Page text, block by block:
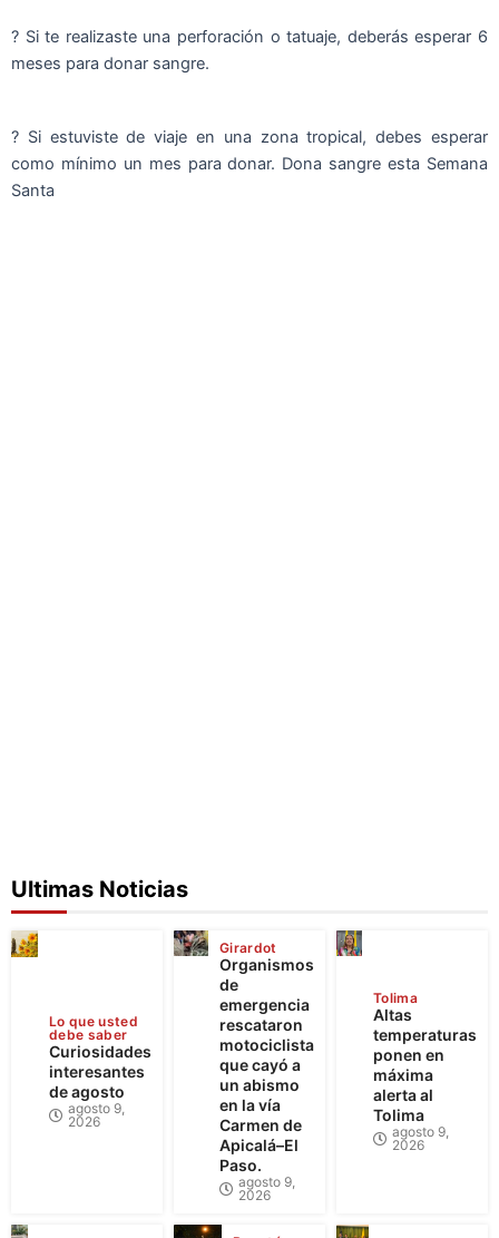
? Si te realizaste una perforación o tatuaje, deberás esperar 6
meses para donar sangre.
? Si estuviste de viaje en una zona tropical, debes esperar
como mínimo un mes para donar. Dona sangre esta Semana
Santa
Ultimas Noticias
Lo que usted
debe saber
Curiosidades
interesantes
de agosto
agosto 9,
2026
Girardot
Organismos
de
emergencia
rescataron
motociclista
que cayó a
un abismo
en la vía
Carmen de
Apicalá–El
Paso.
agosto 9,
2026
Tolima
Altas
temperaturas
ponen en
máxima
alerta al
Tolima
agosto 9,
2026